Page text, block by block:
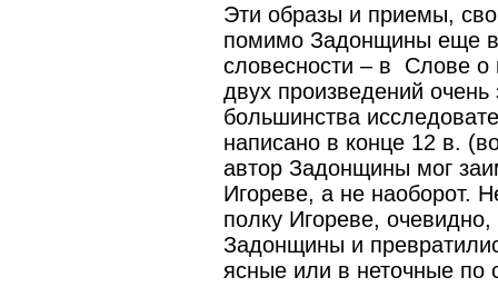
Эти образы и приемы,
помимо Задонщины еще в
словесности – в Слове о
двух произведений
большинства
написано в конце 12 в.
автор Задонщины мог
Игореве, а не наоборот.
полку Игореве,
Задонщины и
ясные или в неточные